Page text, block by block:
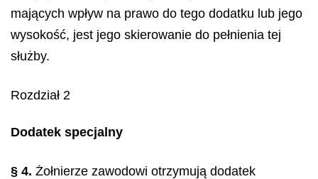
mających wpływ na prawo do tego dodatku lub jego
wysokość, jest jego skierowanie do pełnienia tej
służby.
Rozdział 2
Dodatek specjalny
§ 4. Żołnierze zawodowi otrzymują dodatek